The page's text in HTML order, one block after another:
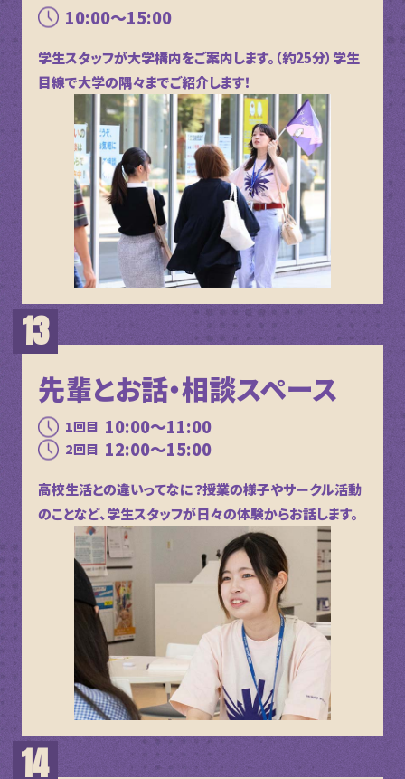
10:00～15:00
学生スタッフが大学構内をご案内します。（約25分）学生
目線で大学の隅々までご紹介します！
先輩とお話・相談スペース
1回目 10:00～11:00
2回目 12:00～15:00
高校生活との違いってなに？授業の様子やサークル活動
のことなど、学生スタッフが日々の体験からお話します。